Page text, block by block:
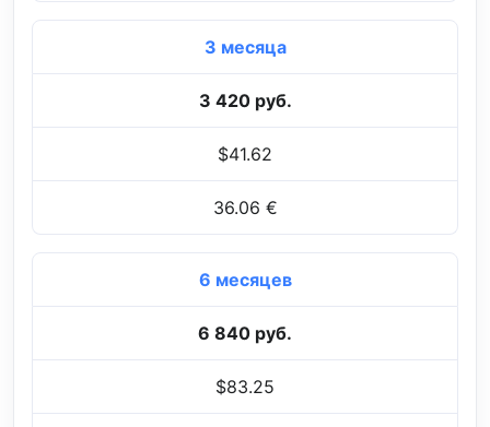
3 месяца
3 420 руб.
$41.62
36.06 €
6 месяцев
6 840 руб.
$83.25